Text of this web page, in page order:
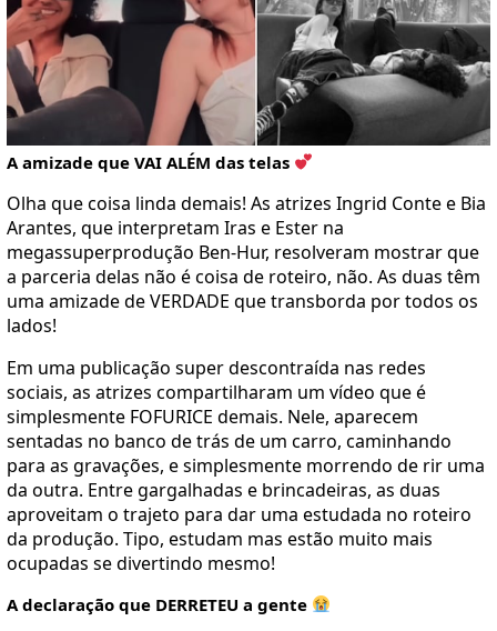
A amizade que VAI ALÉM das telas
Olha que coisa linda demais! As atrizes Ingrid Conte e Bia
Arantes, que interpretam Iras e Ester na
megassuperprodução Ben-Hur, resolveram mostrar que
a parceria delas não é coisa de roteiro, não. As duas têm
uma amizade de VERDADE que transborda por todos os
lados!
Em uma publicação super descontraída nas redes
sociais, as atrizes compartilharam um vídeo que é
simplesmente FOFURICE demais. Nele, aparecem
sentadas no banco de trás de um carro, caminhando
para as gravações, e simplesmente morrendo de rir uma
da outra. Entre gargalhadas e brincadeiras, as duas
aproveitam o trajeto para dar uma estudada no roteiro
da produção. Tipo, estudam mas estão muito mais
ocupadas se divertindo mesmo!
A declaração que DERRETEU a gente